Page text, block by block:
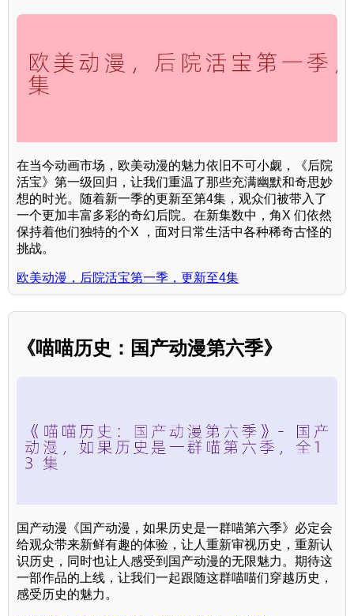
在当今动画市场，欧美动漫的魅力依旧不可小觑，《后院
活宝》第一级回归，让我们重温了那些充满幽默和奇思妙
想的时光。随着新一季的更新至第4集，观众们被带入了
一个更加丰富多彩的奇幻后院。在新集数中，角X 们依然
保持着他们独特的个X ，面对日常生活中各种稀奇古怪的
挑战。
欧美动漫，后院活宝第一季，更新至4集
《喵喵历史：国产动漫第六季》
国产动漫《国产动漫，如果历史是一群喵第六季》必定会
给观众带来新鲜有趣的体验，让人重新审视历史，重新认
识历史，同时也让人感受到国产动漫的无限魅力。期待这
一部作品的上线，让我们一起跟随这群喵喵们穿越历史，
感受历史的魅力。